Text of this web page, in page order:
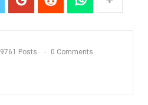
9761 Posts 0 Comments